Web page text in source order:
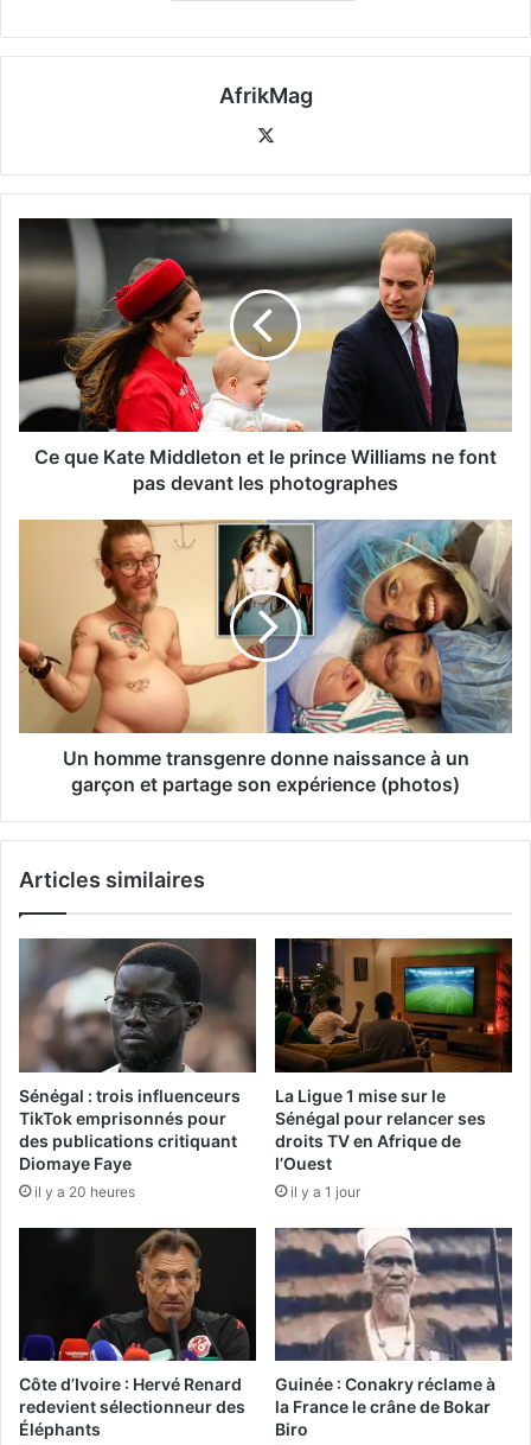
AfrikMag
Ce que Kate Middleton et le prince Williams ne font
pas devant les photographes
Un homme transgenre donne naissance à un
garçon et partage son expérience (photos)
Articles similaires
Sénégal : trois influenceurs
TikTok emprisonnés pour
des publications critiquant
Diomaye Faye
il y a 20 heures
La Ligue 1 mise sur le
Sénégal pour relancer ses
droits TV en Afrique de
l’Ouest
il y a 1 jour
Côte d’Ivoire : Hervé Renard
redevient sélectionneur des
Éléphants
Guinée : Conakry réclame à
la France le crâne de Bokar
Biro